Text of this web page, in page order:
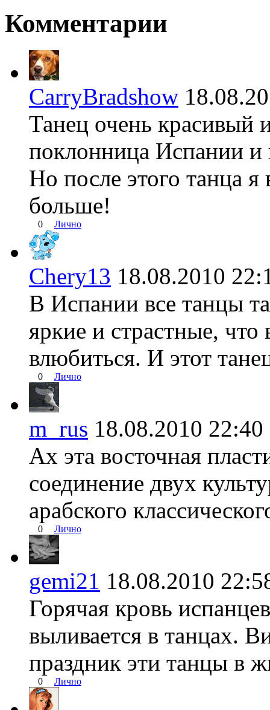
Комментарии
CarryBradshow
Танец очень красивый
поклонница Испании и
Но после этого танца
больше!
0 Лично
Chery13 18.08.2010
В Испании все танцы
яркие и страстные,
влюбиться. И этот
0 Лично
m_rus 18.08.2010
Ах эта восточная
соединение двух
арабского
0 Лично
gemi21 18.08.2010
Горячая кровь
выливается в танцах.
праздник эти танцы в
0 Лично